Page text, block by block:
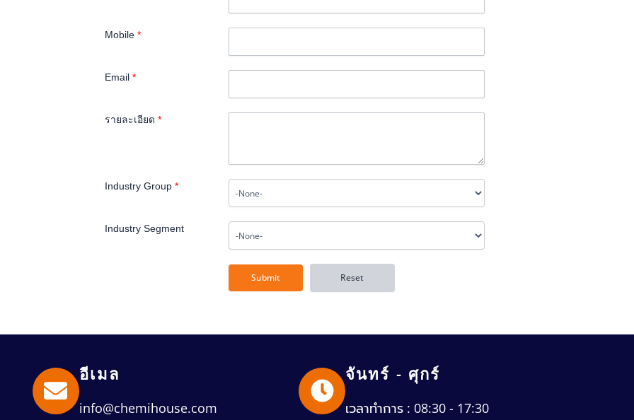
Mobile *
Email *
รายละเอียด *
Industry Group *
Industry Segment
อีเมล
info@chemihouse.com
จันทร์ - ศุกร์
เวลาทำการ : 08:30 - 17:30